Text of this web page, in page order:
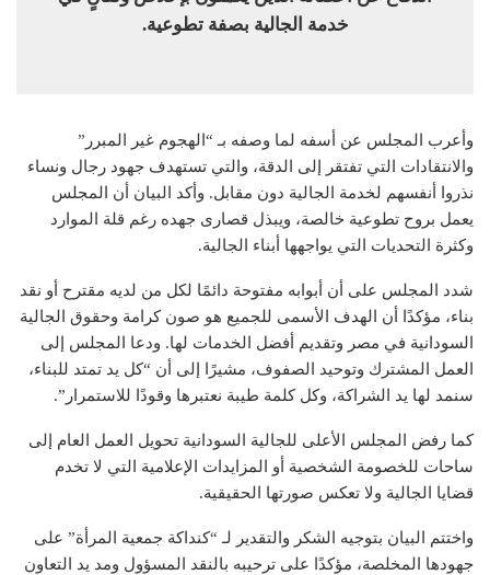
خدمة الجالية بصفة تطوعية.
وأعرب المجلس عن أسفه لما وصفه بـ “الهجوم غير المبرر”
والانتقادات التي تفتقر إلى الدقة، والتي تستهدف جهود رجال ونساء
نذروا أنفسهم لخدمة الجالية دون مقابل. وأكد البيان أن المجلس
يعمل بروح تطوعية خالصة، ويبذل قصارى جهده رغم قلة الموارد
وكثرة التحديات التي يواجهها أبناء الجالية.
شدد المجلس على أن أبوابه مفتوحة دائمًا لكل من لديه مقترح أو نقد
بناء، مؤكدًا أن الهدف الأسمى للجميع هو صون كرامة وحقوق الجالية
السودانية في مصر وتقديم أفضل الخدمات لها. ودعا المجلس إلى
العمل المشترك وتوحيد الصفوف، مشيرًا إلى أن “كل يد تمتد للبناء،
سنمد لها يد الشراكة، وكل كلمة طيبة نعتبرها وقودًا للاستمرار”.
كما رفض المجلس الأعلى للجالية السودانية تحويل العمل العام إلى
ساحات للخصومة الشخصية أو المزايدات الإعلامية التي لا تخدم
قضايا الجالية ولا تعكس صورتها الحقيقية.
واختتم البيان بتوجيه الشكر والتقدير لـ “كنداكة جمعية المرأة” على
جهودها المخلصة، مؤكدًا على ترحيبه بالنقد المسؤول ومد يد التعاون